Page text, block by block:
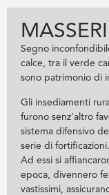
Segno
calce, tra il verde
sono patrimonio di
Gli insediamenti
furono senz’altro
sistema difensivo
serie di fortificazioni.
Ad essi si
epoca, divennero
vastissimi,